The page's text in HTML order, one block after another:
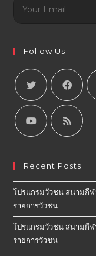
Follow Us
Recent Posts
โปรแกรมวัวชน สนามกีฬ
รายการวัวชน
โปรแกรมวัวชน สนามกี
รายการวัวชน